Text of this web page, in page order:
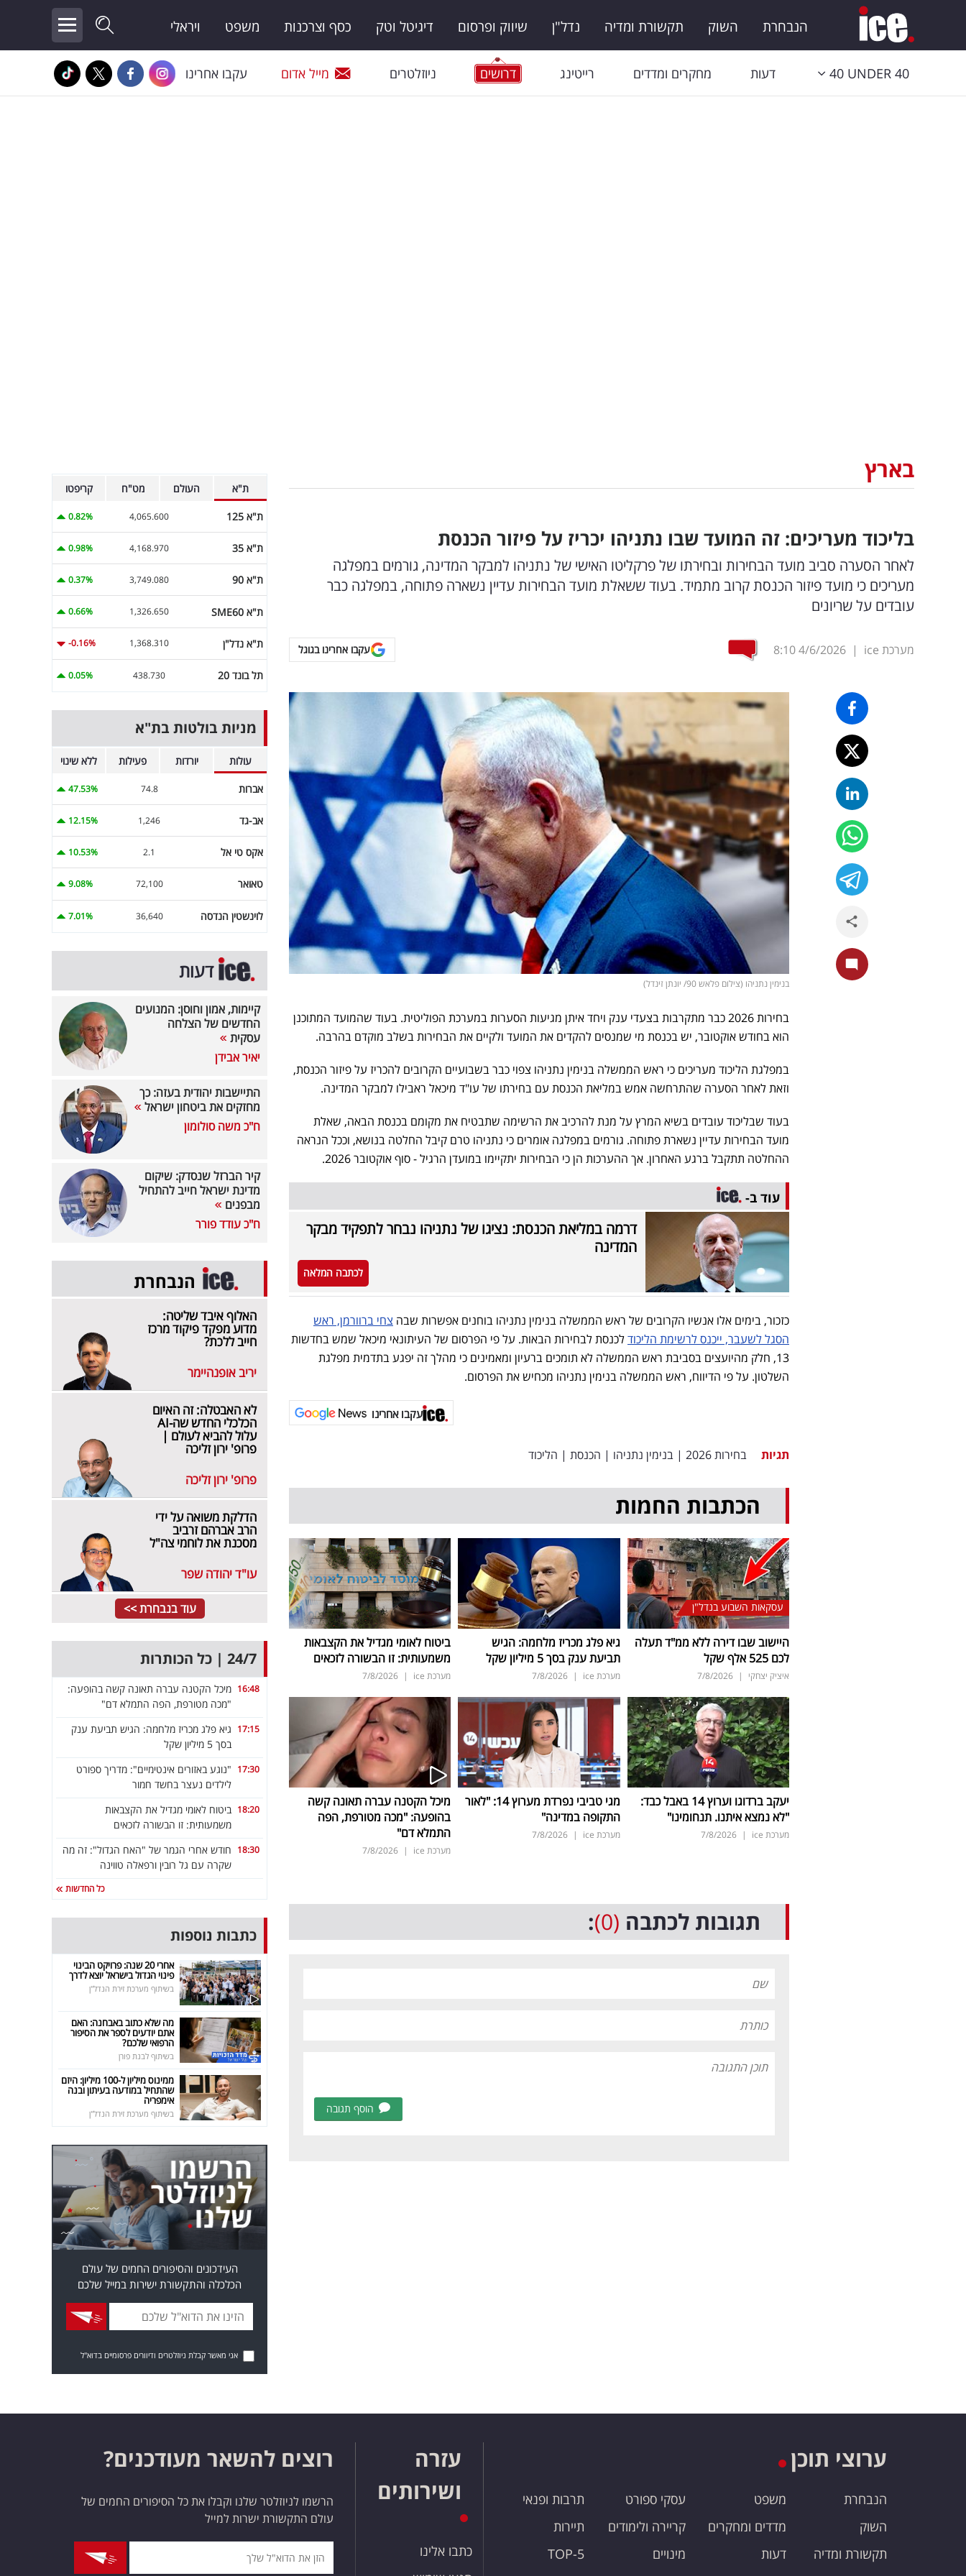
הנבחרת השוק תקשורת ומדיה נדל"ן שיווק ופרסום דיגיטל וטק כסף וצרכנות משפט ויראלי
40 UNDER 40 דעות מחקרים ומדדים רייטינג דרושים ניוזלטרים מייל אדום עקבו אחרינו
בארץ
בליכוד מעריכים: זה המועד שבו נתניהו יכריז על פיזור הכנסת
לאחר הסערה סביב מועד הבחירות ובחירתו של פרקליטו האישי של נתניהו למבקר המדינה, גורמים במפלגה
מעריכים כי מועד פיזור הכנסת קרוב מתמיד. בעוד ששאלת מועד הבחירות עדיין נשארה פתוחה, במפלגה כבר
עובדים על שריונים
מערכת ice |
4/6/2026
8:10 עקבו אחרינו בגוגל
בנימין נתניהו (צילום פלאש 90/ יונתן זינדל)
בחירות 2026 כבר מתקרבות בצעדי ענק ויחד איתן מגיעות הסערות במערכת הפוליטית. בעוד שהמועד המתוכנן
הוא בחודש אוקטובר, יש בכנסת מי שמנסים להקדים את המועד ולקיים את הבחירות בשלב מוקדם בהרבה.
במפלגת הליכוד מעריכים כי ראש הממשלה בנימין נתניהו צפוי כבר בשבועיים הקרובים להכריז על פיזור הכנסת,
וזאת לאחר הסערה שהתרחשה אמש במליאת הכנסת עם בחירתו של עו"ד מיכאל ראבילו למבקר המדינה.
בעוד שבליכוד עובדים בשיא המרץ על מנת להרכיב את הרשימה שתבטיח את מקומם בכנסת הבאה, שאלת
מועד הבחירות עדיין נשארת פתוחה. גורמים במפלגה אומרים כי נתניהו טרם קיבל החלטה בנושא, וככל הנראה
ההחלטה תתקבל ברגע האחרון. אך ההערכות הן כי הבחירות יתקיימו במועדן הרגיל - סוף אוקטובר 2026.
עוד ב-
דרמה במליאת הכנסת: נציגו של נתניהו נבחר לתפקיד מבקר
המדינה
לכתבה המלאה
כזכור, בימים אלו אנשיו הקרובים של ראש הממשלה בנימין נתניהו בוחנים אפשרות שבה צחי ברוורמן, ראש
הסגל לשעבר, ייכנס לרשימת הליכודלכנסת לבחירות הבאות. על פי הפרסום של העיתונאי מיכאל שמש בחדשות
13, חלק מהיועצים בסביבת ראש הממשלה לא תומכים ברעיון ומאמינים כי מהלך זה יפגע בתדמית מפלגת
השלטון. על פי הדיווח, ראש הממשלה בנימין נתניהו מכחיש את הפרסום.
עקבו אחרינו
תגיות בחירות 2026 | בנימין נתניהו | הכנסת | הליכוד
הכתבות החמות
עסקאות השבוע בנדל"ן
היישוב שבו דירה ללא ממ"ד תעלה
לכם 525 אלף שקל
איציק יצחקי |
7/8/2026
גיא פלג מכריז מלחמה: הגיש
תביעת ענק בסך 5 מיליון שקל
מערכת ice |
7/8/2026
ביטוח לאומי מגדיל את הקצבאות
משמעותית: זו הבשורה לזכאים
מערכת ice |
7/8/2026
יעקב ברדוגו וערוץ 14 באבל כבד:
"לא נמצא איתנו. תנחומינו"
מערכת ice |
7/8/2026
מגי טביבי נפרדת מערוץ 14: "לאור
התקופה במדינה"
מערכת ice |
7/8/2026
מיכל הקטנה עברה תאונה קשה
בהופעה: "מכה מטורפת, הפה
התמלא דם"
מערכת ice |
7/8/2026
תגובות לכתבה (0)
:
הוסף תגובה
ת"א העולם מט"ח קריפטו
ת"א 125 4,065.600
0.82%
ת"א 35 4,168.970
0.98%
ת"א 90 3,749.080
0.37%
ת"א SME60 1,326.650
0.66%
ת"א נדל"ן 1,368.310
-0.16%
תל בונד 20 438.730
0.05%
מניות בולטות בת"א
עולות יורדות פעילות ללא שינוי
אברות 74.8
47.53%
אב-גד 1,246
12.15%
אקס טי אל 2.1
10.53%
טאואר 72,100
9.08%
לוינשטין הנדסה 36,640
7.01%
דעות
קיימות, אמון וחוסן: המנועים
החדשים של הצלחה
עסקית
יאיר אבידן
התיישבות יהודית בעזה: כך
מחזקים את ביטחון ישראל
ח"כ משה סולומון
קיר הברזל שנסדק: שיקום
מדינת ישראל חייב להתחיל
מבפנים
ח"כ עודד פורר
הנבחרת
האלוף איבד שליטה:
מדוע מפקד פיקוד מרכז
חייב ללכת?
יריב אופנהיימר
לא האבטלה: זה האיום
הכלכלי החדש שה-AI
עלול להביא לעולם |
פרופ' ירון זליכה
פרופ' ירון זליכה
הדלקת משואה על ידי
הרב אברהם זרביב
מסכנת את לוחמי צה"ל
עו"ד יהודה שפר
עוד בנבחרת >>
24/7 | כל הכותרות
16:48 מיכל הקטנה עברה תאונה קשה בהופעה:
"מכה מטורפת, הפה התמלא דם"
17:15 גיא פלג מכריז מלחמה: הגיש תביעת ענק
בסך 5 מיליון שקל
17:30 "נוגע באזורים אינטימיים": מדריך ספורט
לילדים נעצר בחשד חמור
18:20 ביטוח לאומי מגדיל את הקצבאות
משמעותית: זו הבשורה לזכאים
18:30 חודש אחרי הגמר של "האח הגדול": זה מה
שקרה עם גל רובין ורפאלה טווינה
כל החדשות
כתבות נוספות
אחרי 20 שנה: פרויקט הבינוי
פינוי הגדול בישראל יוצא לדרך
בשיתוף מערכת זירת הנדל"ן
מה שלא כתוב באבחנה: האם
אתם יודעים לספר את הסיפור
הרפואי שלכם?
בשיתוף לבנת פורן
ממינוס מיליון ל-100 מיליון: היזם
שהתחיל במודעה בעיתון ובנה
אימפריה
בשיתוף מערכת זירת הנדל"ן
העידכונים והסיפורים החמים של עולם
הכלכלה והתקשורת ישירות במייל שלכם
אני מאשר קבלת ניוזלטרים ודיוורים פרסומיים בדוא"ל
ערוצי תוכן
הנבחרת
השוק
תקשורת ומדיה
משפט
מדדים ומחקרים
דעות
עסקי ספורט
קריירה ולימודים
מינויים
תרבות ופנאי
תיירות
TOP-5
עזרה
ושירותים
כתבו אלינו
רוצים להשאר מעודכנים?
הרשמו לניוזלטר שלנו וקבלו את כל הסיפורים החמים של
עולם התקשורת ישרות למייל